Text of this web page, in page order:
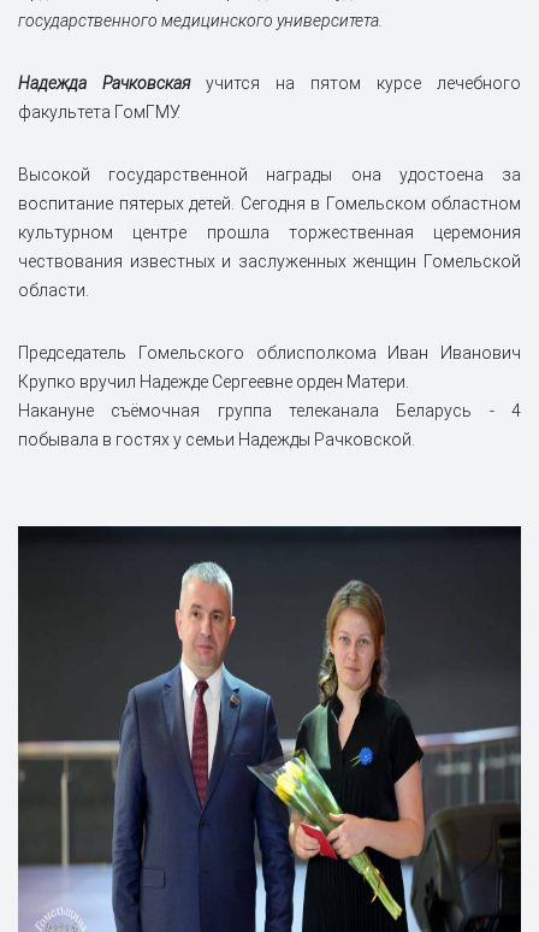
государственного медицинского университета.
Надежда Рачковскаяучится на пятом курсе лечебного
факультета ГомГМУ.
Высокой государственной награды она удостоена за
воспитание пятерых детей. Сегодня в Гомельском областном
культурном центре прошла торжественная церемония
чествования известных и заслуженных женщин Гомельской
области.
Председатель Гомельского облисполкома Иван Иванович
Крупко вручил Надежде Сергеевне орден Матери.
Накануне съёмочная группа телеканала Беларусь - 4
побывала в гостях у семьи Надежды Рачковской.